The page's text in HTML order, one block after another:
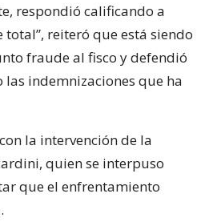
respondió calificando a
total”, reiteró que está siendo
fraude al fisco y defendió
indemnizaciones que ha
la intervención de la
quien se interpuso
que el enfrentamiento